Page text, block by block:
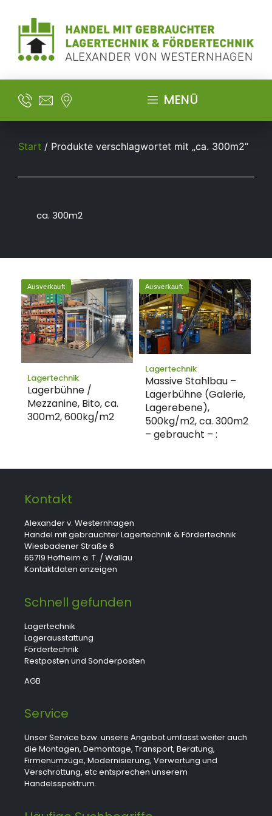
MENÜ
Start / Produkte verschlagwortet mit „ca. 300m2“
ca. 300m2
Ausverkauft
Lagertechnik
Lagerbühne /
Mezzanine, Bito, ca.
300m2, 600kg/m2
Ausverkauft
Lagertechnik
Massive Stahlbau –
Lagerbühne (Galerie,
Lagerebene),
500kg/m2, ca. 300m2
– gebraucht – :
Kontakt
Alexander v. Westernhagen
Handel mit gebrauchter Lagertechnik & Fördertechnik
Wiesbadener Straße 6
65719 Hofheim a. T. / Wallau
Kontaktdaten anzeigen
Schnell gefunden
Lagertechnik
Lagerausstattung
Fördertechnik
Restposten und Sonderposten
AGB
Service
Unser Service bzw. unsere Angebot umfasst weiter auch
die Montagen, Demontage, Transport, Beratung,
Firmenumzüge, Modernisierung, Verwertung und
Verschrottung, etc entsprechen unserem
Handelsspektrum.